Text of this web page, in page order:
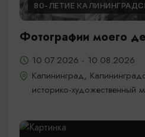
80-ЛЕТИЕ
Фотографии моего
10.07.2026 - 10.08.2026
Калининград,
историко-художественный